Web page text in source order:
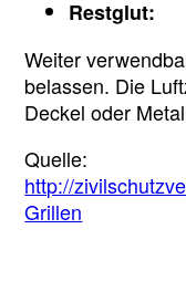
Restglut:
Weiter
belassen. Die
Deckel oder
Quelle:
http://
Grillen